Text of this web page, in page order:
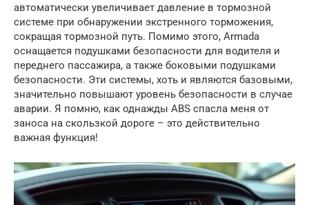
автоматически увеличивает давление в тормозной
системе при обнаружении экстренного торможения,
сокращая тормозной путь. Помимо этого, Armada
оснащается подушками безопасности для водителя и
переднего пассажира, а также боковыми подушками
безопасности. Эти системы, хоть и являются базовыми,
значительно повышают уровень безопасности в случае
аварии. Я помню, как однажды ABS спасла меня от
заноса на скользкой дороге – это действительно
важная функция!